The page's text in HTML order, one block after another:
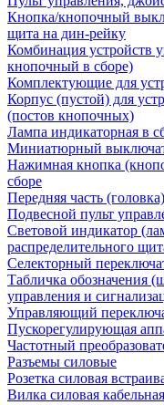
Кнопка/кнопочный
щита на дин-рейку
Комбинация устройств
кнопочный в сборе)
Комплектующие для
Корпус (пустой) для
(постов кнопочных)
Лампа индикаторная в
Миниатюрный
Нажимная кнопка
сборе
Передняя часть
Подвесной пульт
Световой индикатор
распределительного
Селекторный
Табличка обозначения
управления и
Управляющий
Пускорегулирующая
Частотный
Разъемы силовые
Розетка силовая
Вилка силовая